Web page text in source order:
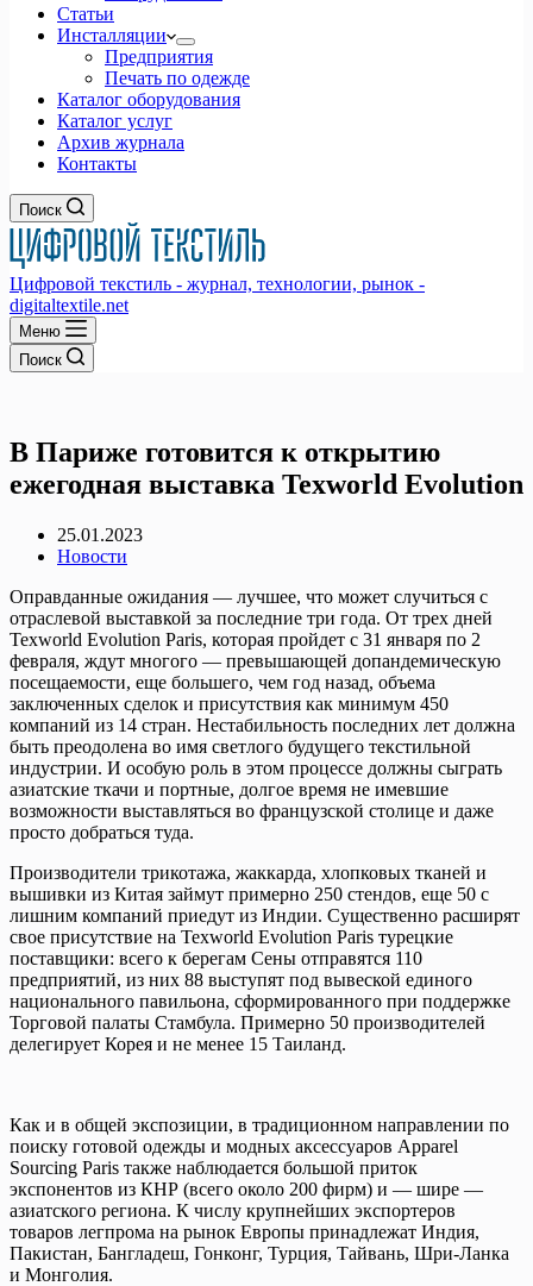
Статьи
Инсталляции
Предприятия
Печать по одежде
Каталог оборудования
Каталог услуг
Архив журнала
Контакты
Поиск
Цифровой текстиль - журнал, технологии, рынок -
digitaltextile.net
Меню
Поиск
В Париже готовится к открытию
ежегодная выставка Texworld Evolution
25.01.2023
Новости
Оправданные ожидания — лучшее, что может случиться с
отраслевой выставкой за последние три года. От трех дней
Texworld Evolution Paris, которая пройдет с 31 января по 2
февраля, ждут многого — превышающей допандемическую
посещаемости, еще большего, чем год назад, объема
заключенных сделок и присутствия как минимум 450
компаний из 14 стран. Нестабильность последних лет должна
быть преодолена во имя светлого будущего текстильной
индустрии. И особую роль в этом процессе должны сыграть
азиатские ткачи и портные, долгое время не имевшие
возможности выставляться во французской столице и даже
просто добраться туда.
Производители трикотажа, жаккарда, хлопковых тканей и
вышивки из Китая займут примерно 250 стендов, еще 50 с
лишним компаний приедут из Индии. Существенно расширят
свое присутствие на Texworld Evolution Paris турецкие
поставщики: всего к берегам Сены отправятся 110
предприятий, из них 88 выступят под вывеской единого
национального павильона, сформированного при поддержке
Торговой палаты Стамбула. Примерно 50 производителей
делегирует Корея и не менее 15 Таиланд.
Как и в общей экспозиции, в традиционном направлении по
поиску готовой одежды и модных аксессуаров Apparel
Sourcing Paris также наблюдается большой приток
экспонентов из КНР (всего около 200 фирм) и — шире —
азиатского региона. К числу крупнейших экспортеров
товаров легпрома на рынок Европы принадлежат Индия,
Пакистан, Бангладеш, Гонконг, Турция, Тайвань, Шри-Ланка
и Монголия.